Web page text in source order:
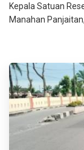
Kepala Satuan
Manahan